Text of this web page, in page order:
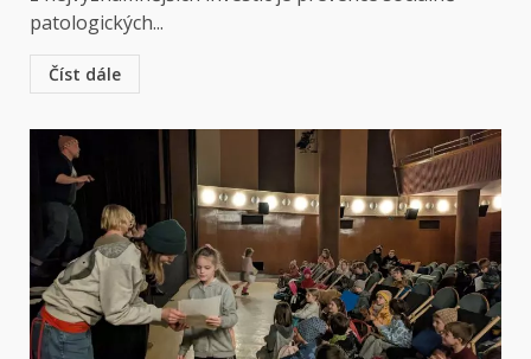
patologických...
Číst dále